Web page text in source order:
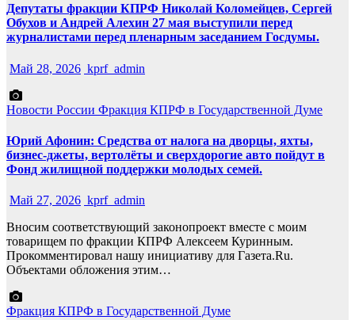
Депутаты фракции КПРФ Николай Коломейцев, Сергей
Обухов и Андрей Алехин 27 мая выступили перед
журналистами перед пленарным заседанием Госдумы.
Май 28, 2026 kprf_admin
Новости России Фракция КПРФ в Государственной Думе
Юрий Афонин: Средства от налога на дворцы, яхты,
бизнес-джеты, вертолёты и сверхдорогие авто пойдут в
Фонд жилищной поддержки молодых семей.
Май 27, 2026 kprf_admin
Вносим соответствующий законопроект вместе с моим
товарищем по фракции КПРФ Алексеем Куринным.
Прокомментировал нашу инициативу для Газета.Ru.
Объектами обложения этим…
Фракция КПРФ в Государственной Думе